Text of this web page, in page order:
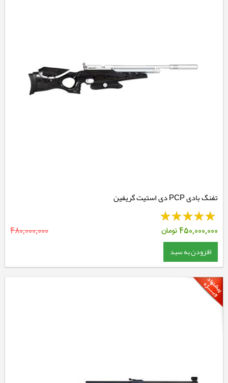
تفنگ بادی PCP دی استیت گریفین
450,000,000تومان 480,000,000
افزودن به سبد